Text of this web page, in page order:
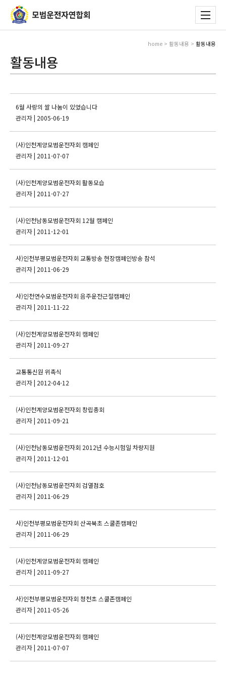
활동내용
home > 활동내용 > 활동내용
6월 사랑의 쌀 나눔이 있었습니다
관리자| 2005-06-19
(사)인천계양모범운전자회 캠페인
관리자| 2011-07-07
(사)인천계양모범운전자회 활동모습
관리자| 2011-07-27
(사)인천남동모범운전자회 12월 캠페인
관리자| 2011-12-01
사)인천부평모범운전자회 교통방송 현장캠페인방송 참석
관리자| 2011-06-29
사)인천연수모범운전자회 음주운전근절캠페인
관리자| 2011-11-22
(사)인천계양모범운전자회 캠페인
관리자| 2011-09-27
교통통신원 위촉식
관리자| 2012-04-12
(사)인천계양모범운전자회 창립총회
관리자| 2011-09-21
(사)인천남동모범운전자회 2012년 수능시험일 차량지원
관리자| 2011-12-01
(사)인천남동모범운전자회 검열점호
관리자| 2011-06-29
사)인천부평모범운전자회 산곡북초 스쿨존캠페인
관리자| 2011-06-29
(사)인천계양모범운전자회 캠페인
관리자| 2011-09-27
사)인천부평모범운전자회 청천초 스쿨존캠페인
관리자| 2011-05-26
(사)인천계양모범운전자회 캠페인
관리자| 2011-07-07